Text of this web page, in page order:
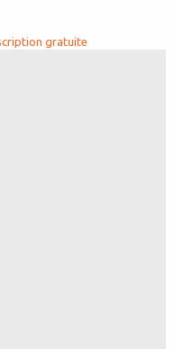
gratuite